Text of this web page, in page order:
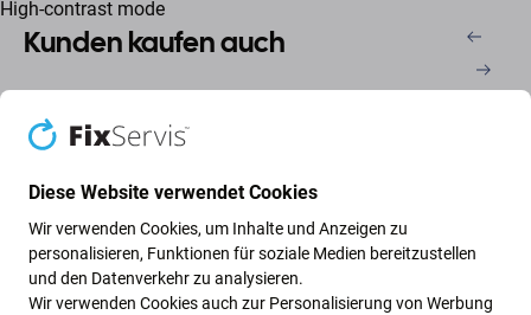
High-contrast mode
Kunden kaufen auch
Diese Website verwendet Cookies
Wir verwenden Cookies, um Inhalte und Anzeigen zu
personalisieren, Funktionen für soziale Medien bereitzustellen
und den Datenverkehr zu analysieren.
Wir verwenden Cookies auch zur Personalisierung von Werbung